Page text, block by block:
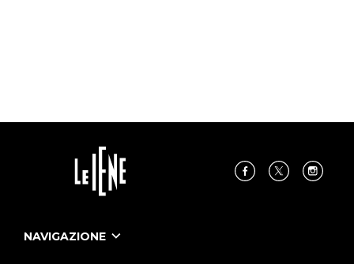
NAVIGAZIONE